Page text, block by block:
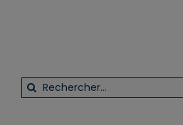
Rechercher: